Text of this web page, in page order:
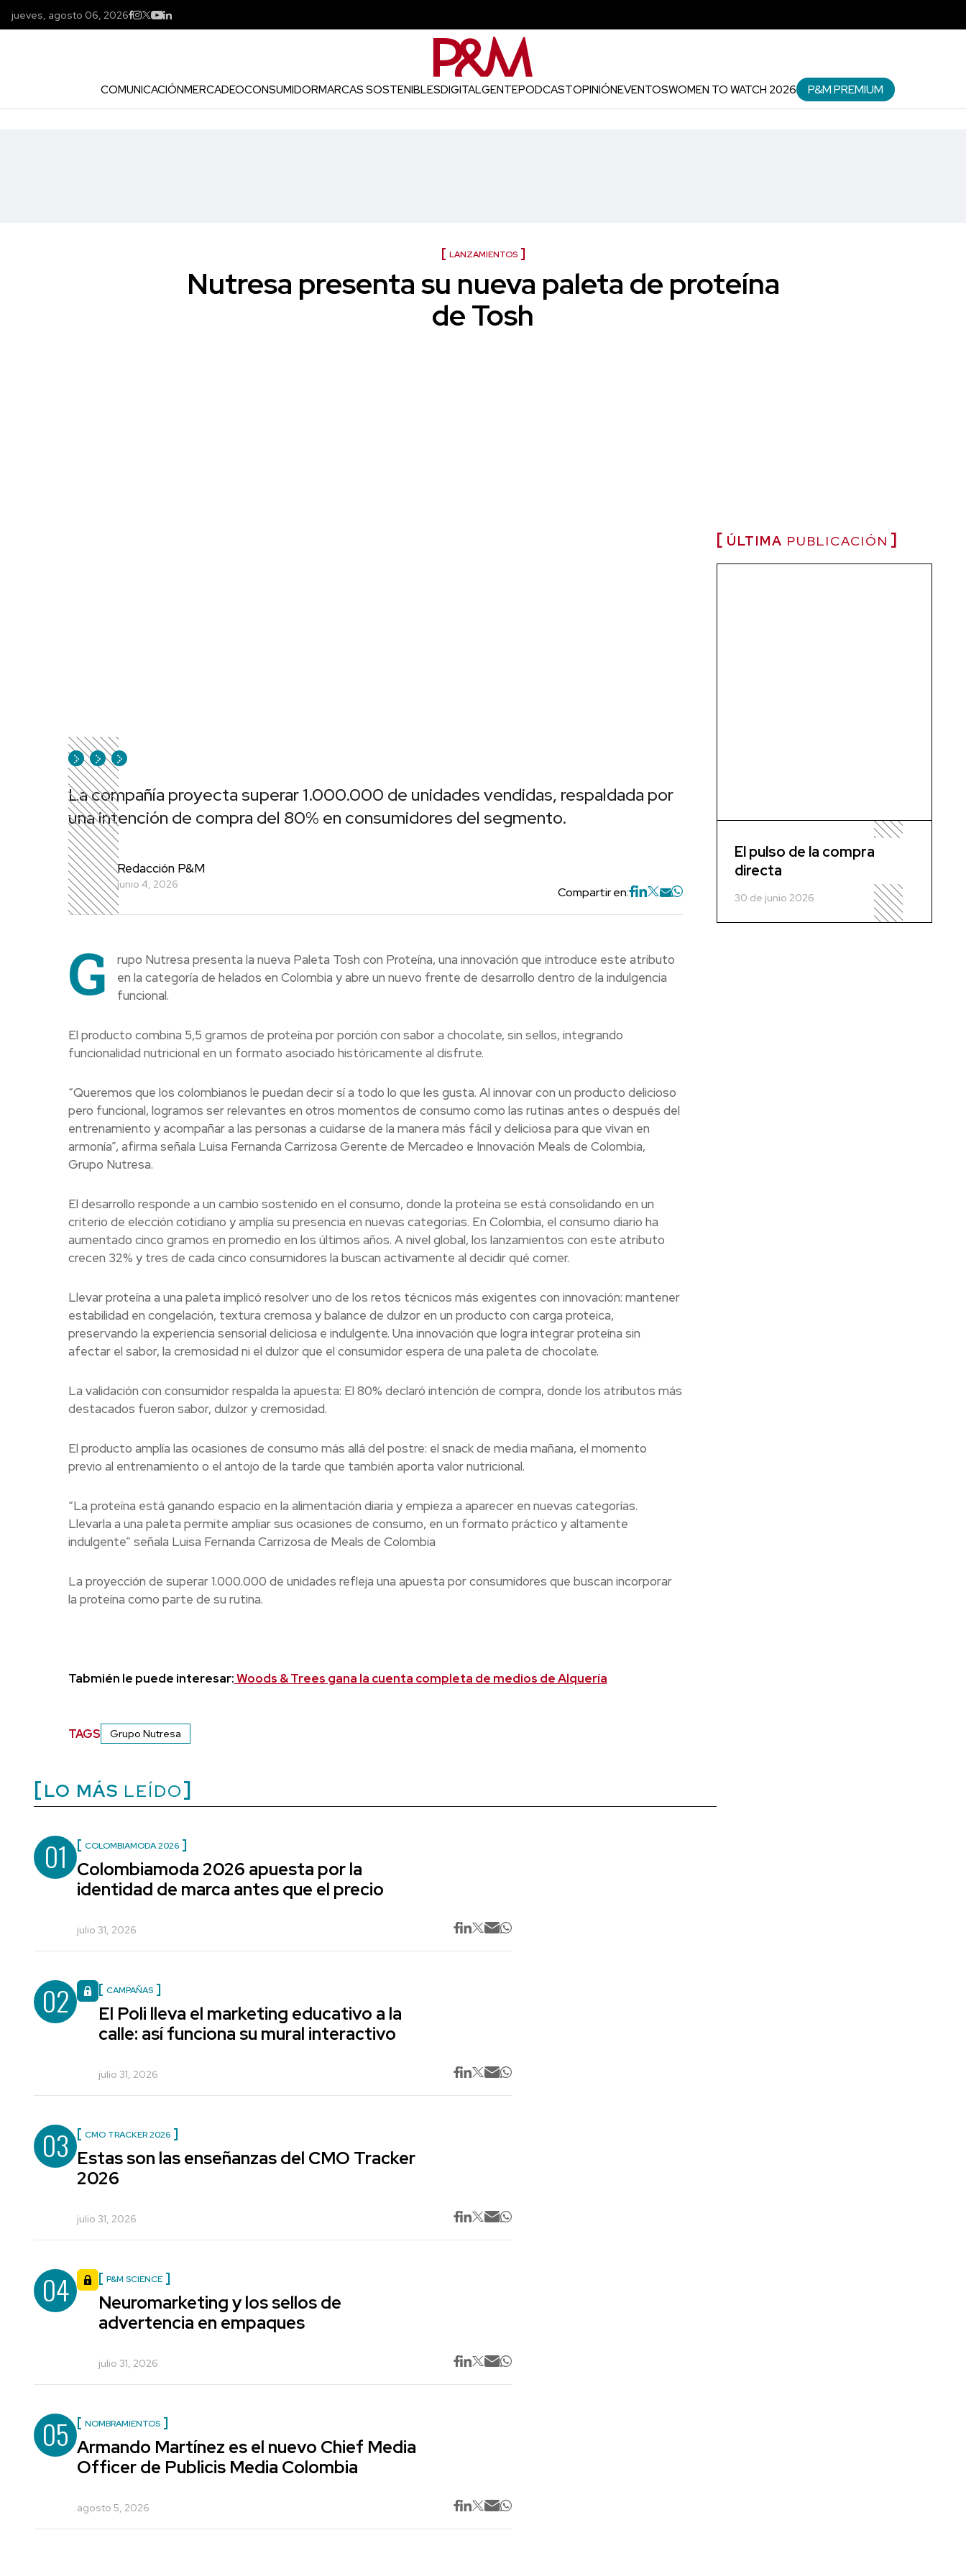
jueves, agosto 06, 2026
COMUNICACIÓNMERCADEOCONSUMIDORMARCAS SOSTENIBLESDIGITALGENTEPODCASTOPINIÓNEVENTOSWOMEN TO WATCH 2026 P&M PREMIUM
LANZAMIENTOS
Nutresa presenta su nueva paleta de proteína
de Tosh
La compañía proyecta superar 1.000.000 de unidades vendidas, respaldada por
una intención de compra del 80% en consumidores del segmento.
Redacción P&M
junio 4, 2026
Compartir en:
G
rupo Nutresa presenta la nueva Paleta Tosh con Proteína, una innovación que introduce este atributo
en la categoría de helados en Colombia y abre un nuevo frente de desarrollo dentro de la indulgencia
funcional.
El producto combina 5,5 gramos de proteína por porción con sabor a chocolate, sin sellos, integrando
funcionalidad nutricional en un formato asociado históricamente al disfrute.
“Queremos que los colombianos le puedan decir sí a todo lo que les gusta. Al innovar con un producto delicioso
pero funcional, logramos ser relevantes en otros momentos de consumo como las rutinas antes o después del
entrenamiento y acompañar a las personas a cuidarse de la manera más fácil y deliciosa para que vivan en
armonía”, afirma señala Luisa Fernanda Carrizosa Gerente de Mercadeo e Innovación Meals de Colombia,
Grupo Nutresa.
El desarrollo responde a un cambio sostenido en el consumo, donde la proteína se está consolidando en un
criterio de elección cotidiano y amplía su presencia en nuevas categorías. En Colombia, el consumo diario ha
aumentado cinco gramos en promedio en los últimos años. A nivel global, los lanzamientos con este atributo
crecen 32% y tres de cada cinco consumidores la buscan activamente al decidir qué comer.
Llevar proteína a una paleta implicó resolver uno de los retos técnicos más exigentes con innovación: mantener
estabilidad en congelación, textura cremosa y balance de dulzor en un producto con carga proteica,
preservando la experiencia sensorial deliciosa e indulgente. Una innovación que logra integrar proteína sin
afectar el sabor, la cremosidad ni el dulzor que el consumidor espera de una paleta de chocolate.
La validación con consumidor respalda la apuesta: El 80% declaró intención de compra, donde los atributos más
destacados fueron sabor, dulzor y cremosidad.
El producto amplía las ocasiones de consumo más allá del postre: el snack de media mañana, el momento
previo al entrenamiento o el antojo de la tarde que también aporta valor nutricional.
“La proteína está ganando espacio en la alimentación diaria y empieza a aparecer en nuevas categorías.
Llevarla a una paleta permite ampliar sus ocasiones de consumo, en un formato práctico y altamente
indulgente” señala Luisa Fernanda Carrizosa de Meals de Colombia
La proyección de superar 1.000.000 de unidades refleja una apuesta por consumidores que buscan incorporar
la proteína como parte de su rutina.
Tabmién le puede interesar:Woods & Trees gana la cuenta completa de medios de Alquería
TAGS Grupo Nutresa
LO MÁS LEÍDO
01 COLOMBIAMODA 2026
Colombiamoda 2026 apuesta por la
identidad de marca antes que el precio
julio 31, 2026
02 CAMPAÑAS
El Poli lleva el marketing educativo a la
calle: así funciona su mural interactivo
julio 31, 2026
03 CMO TRACKER 2026
Estas son las enseñanzas del CMO Tracker
2026
julio 31, 2026
04 P&M SCIENCE
Neuromarketing y los sellos de
advertencia en empaques
julio 31, 2026
05 NOMBRAMIENTOS
Armando Martínez es el nuevo Chief Media
Officer de Publicis Media Colombia
agosto 5, 2026
ÚLTIMA PUBLICACIÓN
El pulso de la compra
directa
30 de junio 2026